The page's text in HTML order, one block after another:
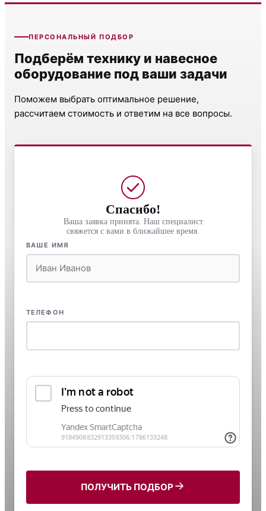
ПЕРСОНАЛЬНЫЙ ПОДБОР
Подберём технику и навесное
оборудование под ваши задачи
Поможем выбрать оптимальное решение,
рассчитаем стоимость и ответим на все вопросы.
Спасибо!
Ваша заявка принята. Наш специалист
свяжется с вами в ближайшее время.
ВАШЕ ИМЯ
ТЕЛЕФОН
ПОЛУЧИТЬ ПОДБОР